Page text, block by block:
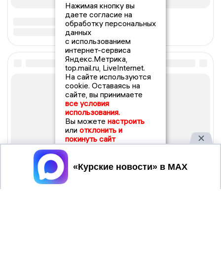
Нажимая кнопку вы
даете согласие на
обработку персональных
данных
с использованием
интернет-сервиса
Яндекс.Метрика,
top.mail.ru, LiveInternet.
На сайте используются
cookie. Оставаясь на
сайте, вы принимаете
все условия
использования.
Вы можете настроить
или отклонить и
покинуть сайт
Принять